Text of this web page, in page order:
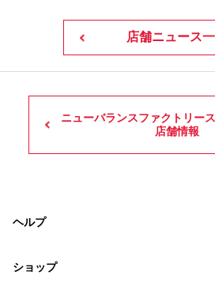
店舗ニュース
ニューバランスファクトリー
店舗情報
ヘルプ
ショップ